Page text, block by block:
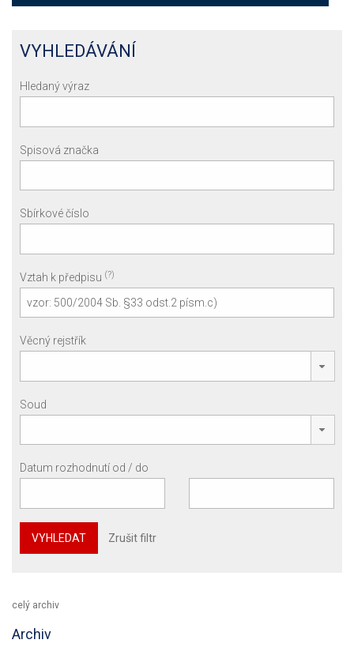
VYHLEDÁVÁNÍ
Hledaný výraz
Spisová značka
Sbírkové číslo
Vztah k předpisu (?)
Věcný rejstřík
Soud
Datum rozhodnutí od / do
VYHLEDAT Zrušit filtr
celý archiv
Archiv